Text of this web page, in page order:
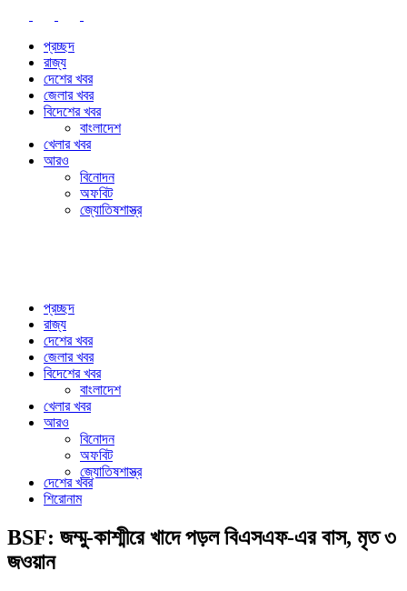
প্রচ্ছদ
রাজ্য
দেশের খবর
জেলার খবর
বিদেশের খবর
বাংলাদেশ
খেলার খবর
আরও
বিনোদন
অফবিট
জ্যোতিষশাস্ত্র
প্রচ্ছদ
রাজ্য
দেশের খবর
জেলার খবর
বিদেশের খবর
বাংলাদেশ
খেলার খবর
আরও
বিনোদন
অফবিট
জ্যোতিষশাস্ত্র
দেশের খবর
শিরোনাম
BSF: জম্মু-কাশ্মীরে খাদে পড়ল বিএসএফ-এর বাস, মৃত ৩
জওয়ান